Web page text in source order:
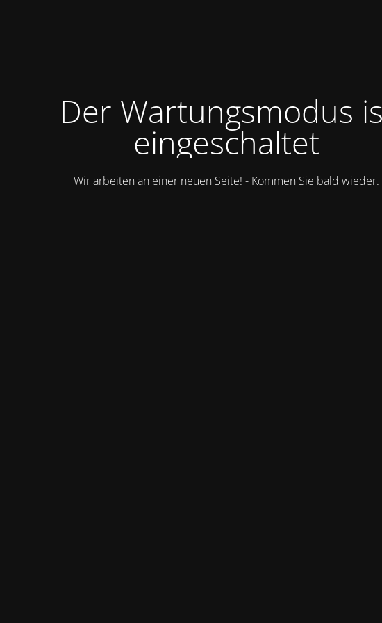
Der Wartungsmodus
eingeschaltet
Wir arbeiten an einer neuen Seite! - Kommen Sie bald wieder.